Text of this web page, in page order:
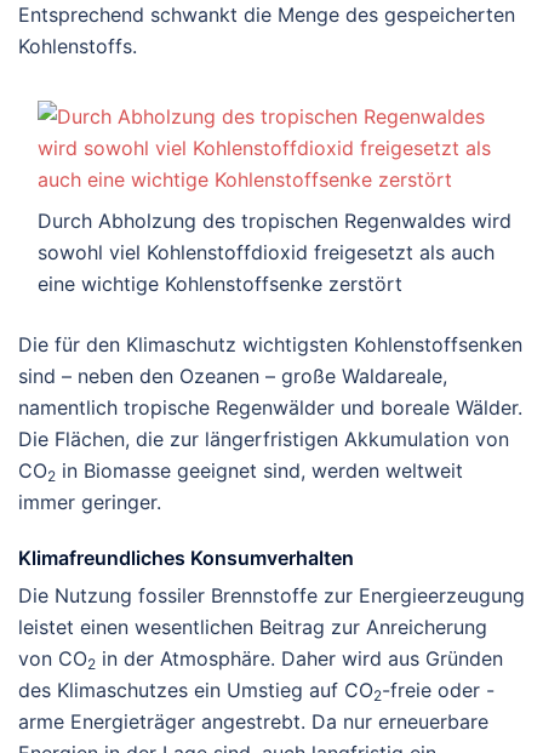
Entsprechend schwankt die Menge des gespeicherten
Kohlenstoffs.
Durch Abholzung des tropischen Regenwaldes wird
sowohl viel Kohlenstoffdioxid freigesetzt als auch
eine wichtige Kohlenstoffsenke zerstört
Die für den Klimaschutz wichtigsten Kohlenstoffsenken
sind – neben den Ozeanen – große Waldareale,
namentlich tropische Regenwälder und boreale Wälder.
Die Flächen, die zur längerfristigen Akkumulation von
CO2 in Biomasse geeignet sind, werden weltweit
immer geringer.
Klimafreundliches Konsumverhalten
Die Nutzung fossiler Brennstoffe zur Energieerzeugung
leistet einen wesentlichen Beitrag zur Anreicherung
von CO2 in der Atmosphäre. Daher wird aus Gründen
des Klimaschutzes ein Umstieg auf CO2-freie oder -
arme Energieträger angestrebt. Da nur erneuerbare